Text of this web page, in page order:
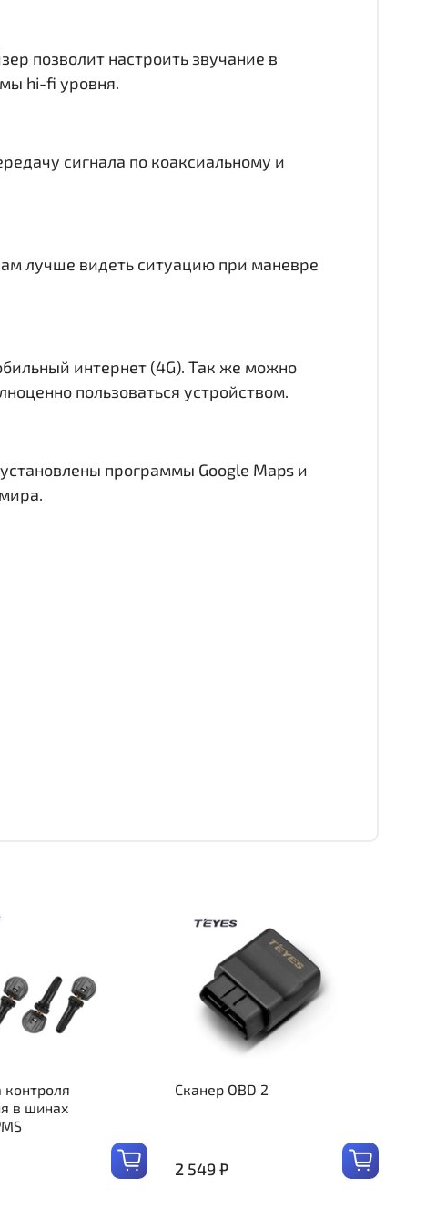
позволит настроить звучание в
hi-fi уровня.
сигнала по коаксиальному и
лучше видеть ситуацию при маневре
интернет (4G). Так же можно
пользоваться устройством.
программы Google Maps и
контроля
в шинах
Сканер OBD 2
2 549 ₽